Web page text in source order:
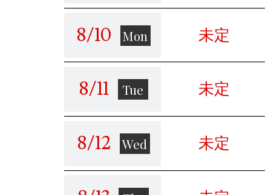
か？
A / 超得意です♪
Q / タバコは吸いま
8/10 Mon 未定
8/11 Tue 未定
8/12 Wed 未定